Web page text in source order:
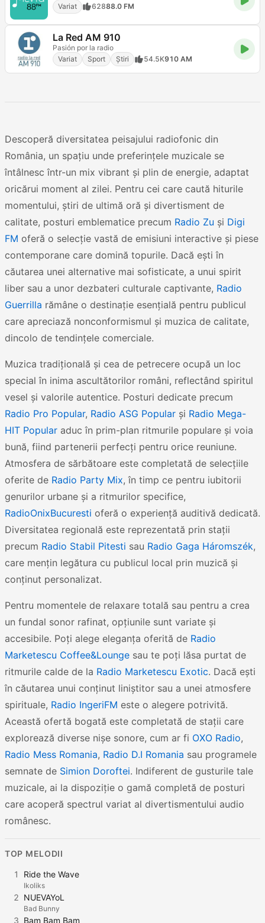
Variat 62888.0 FM
La Red AM 910
Pasión por la radio
Variat
Sport Știri 54.5K910 AM
Descoperă diversitatea peisajului radiofonic din
România, un spațiu unde preferințele muzicale se
întâlnesc într-un mix vibrant și plin de energie, adaptat
oricărui moment al zilei. Pentru cei care caută hiturile
momentului, știri de ultimă oră și divertisment de
calitate, posturi emblematice precum Radio Zu și Digi
FM oferă o selecție vastă de emisiuni interactive și piese
contemporane care domină topurile. Dacă ești în
căutarea unei alternative mai sofisticate, a unui spirit
liber sau a unor dezbateri culturale captivante, Radio
Guerrilla rămâne o destinație esențială pentru publicul
care apreciază nonconformismul și muzica de calitate,
dincolo de tendințele comerciale.
Muzica tradițională și cea de petrecere ocupă un loc
special în inima ascultătorilor români, reflectând spiritul
vesel și valorile autentice. Posturi dedicate precum
Radio Pro Popular, Radio ASG Popular și Radio Mega-
HIT Popular aduc în prim-plan ritmurile populare și voia
bună, fiind partenerii perfecți pentru orice reuniune.
Atmosfera de sărbătoare este completată de selecțiile
oferite de Radio Party Mix, în timp ce pentru iubitorii
genurilor urbane și a ritmurilor specifice,
RadioOnixBucuresti oferă o experiență auditivă dedicată.
Diversitatea regională este reprezentată prin stații
precum Radio Stabil Pitesti sau Radio Gaga Háromszék,
care mențin legătura cu publicul local prin muzică și
conținut personalizat.
Pentru momentele de relaxare totală sau pentru a crea
un fundal sonor rafinat, opțiunile sunt variate și
accesibile. Poți alege eleganța oferită de Radio
Marketescu Coffee&Lounge sau te poți lăsa purtat de
ritmurile calde de la Radio Marketescu Exotic. Dacă ești
în căutarea unui conținut liniștitor sau a unei atmosfere
spirituale, Radio IngeriFM este o alegere potrivită.
Această ofertă bogată este completată de stații care
explorează diverse nișe sonore, cum ar fi OXO Radio,
Radio Mess Romania, Radio D.I Romania sau programele
semnate de Simion Doroftei. Indiferent de gusturile tale
muzicale, ai la dispoziție o gamă completă de posturi
care acoperă spectrul variat al divertismentului audio
românesc.
TOP MELODII
1 Ride the Wave
Ikoliks
2 NUEVAYoL
Bad Bunny
3 Bam Bam Bam